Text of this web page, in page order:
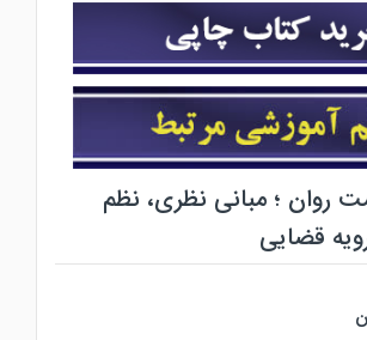
روان ؛ مبانی نظری، نظم
قضایی